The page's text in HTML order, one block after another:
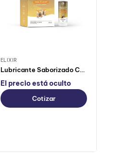
ELIXIR
Lubricante Saborizado Crema de Whisky Elixir
El precio está oculto
Cotizar